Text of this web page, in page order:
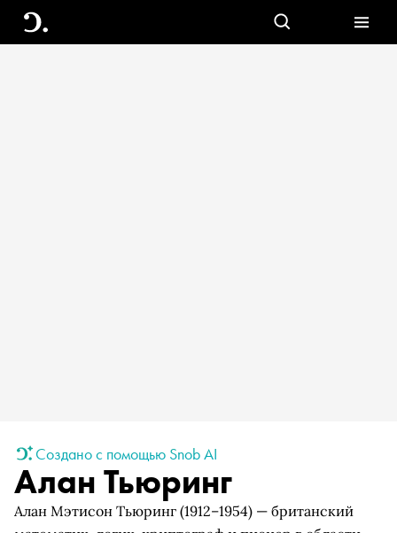
Создано с помощью Snob AI
Алан Тьюринг
Алан Мэтисон Тьюринг (1912–1954) — британский